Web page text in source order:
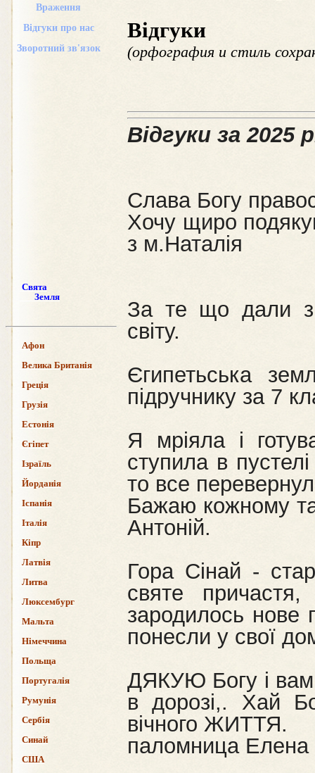
Враження
Відгуки про нас
Зворотний зв'язок
Свята
Земля
Афон
Велика Британія
Греція
Грузія
Естонія
Єгіпет
Ізраїль
Йорданія
Іспанія
Італія
Кіпр
Латвія
Литва
Люксембург
Мальта
Німеччина
Польща
Португалія
Румунія
Сербія
Синай
США
Відгуки
(орфография и стиль
Відгуки за 2025
Слава Богу
Хочу щиро
з м.Наталія
За те що дали
світу.
Єгипетьська
підручнику за 7
Я мріяла і
ступила в
то все
Бажаю кожному
Антоній.
Гора Сінай -
святе
зародилось нове
понесли у свої
ДЯКУЮ Богу і вам
в дорозі,. Хай
вічного ЖИТТЯ.
паломница Елена